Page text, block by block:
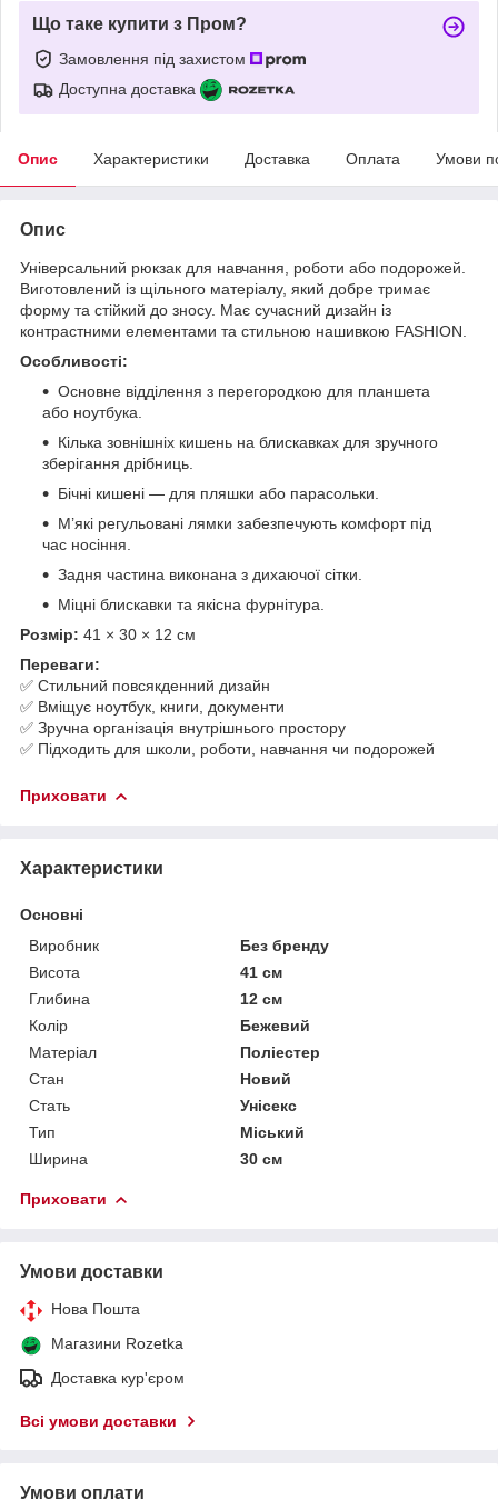
Що таке купити з Пром?
Замовлення під захистом
Доступна доставка
Опис Характеристики Доставка Оплата Умови
Опис
Універсальний рюкзак для навчання, роботи або подорожей.
Виготовлений із щільного матеріалу, який добре тримає
форму та стійкий до зносу. Має сучасний дизайн із
контрастними елементами та стильною нашивкою FASHION.
Особливості:
Основне відділення з перегородкою для планшета
або ноутбука.
Кілька зовнішніх кишень на блискавках для зручного
зберігання дрібниць.
Бічні кишені — для пляшки або парасольки.
М’які регульовані лямки забезпечують комфорт під
час носіння.
Задня частина виконана з дихаючої сітки.
Міцні блискавки та якісна фурнітура.
Розмір: 41 × 30 × 12 см
Переваги:
✅ Стильний повсякденний дизайн
✅ Вміщує ноутбук, книги, документи
✅ Зручна організація внутрішнього простору
✅ Підходить для школи, роботи, навчання чи подорожей
Приховати
Характеристики
Основні
Виробник
Без бренду
Висота
41 см
Глибина
12 см
Колір
Бежевий
Матеріал
Поліестер
Стан
Новий
Стать
Унісекс
Тип
Міський
Ширина
30 см
Приховати
Умови доставки
Нова Пошта
Магазини Rozetka
Доставка кур'єром
Всі умови доставки
Умови оплати